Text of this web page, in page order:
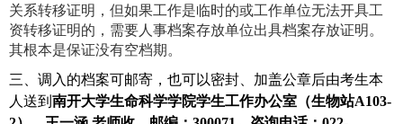
关系转移证明，但如果工作是临时的或工作单位无法开具工
资转移证明的，需要人事档案存放单位出具档案存放证明。
其根本是保证没有空档期。
三、调入的档案可邮寄，也可以密封、加盖公章后由考生本
人送到 南开大学生命科学学院学生工作办公室（生物站A103-